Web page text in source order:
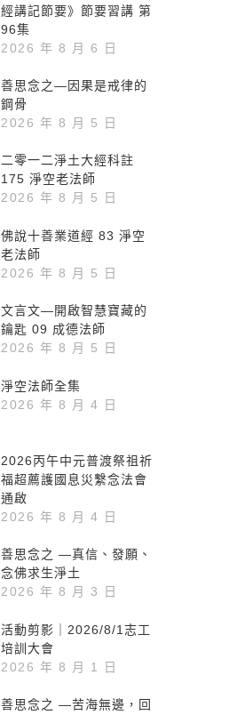
經講記節要》節要習講 第
96集
2026 年 8 月 6 日
善思念之—因果是戒律的
鋼骨
2026 年 8 月 5 日
二零一二淨土大經科註
175 淨空老法師
2026 年 8 月 5 日
佛說十善業道經 83 淨空
老法師
2026 年 8 月 5 日
文言文—開啟智慧寶藏的
鑰匙 09 成德法師
2026 年 8 月 5 日
淨空法師全集
2026 年 8 月 4 日
2026丙午中元普渡祭祖祈
福超薦護國息災繫念法會
通啟
2026 年 8 月 4 日
善思念之 —真信、發願、
念佛求生淨土
2026 年 8 月 3 日
活動剪影｜2026/8/1志工
培訓大會
2026 年 8 月 1 日
善思念之 —苦海無邊，回